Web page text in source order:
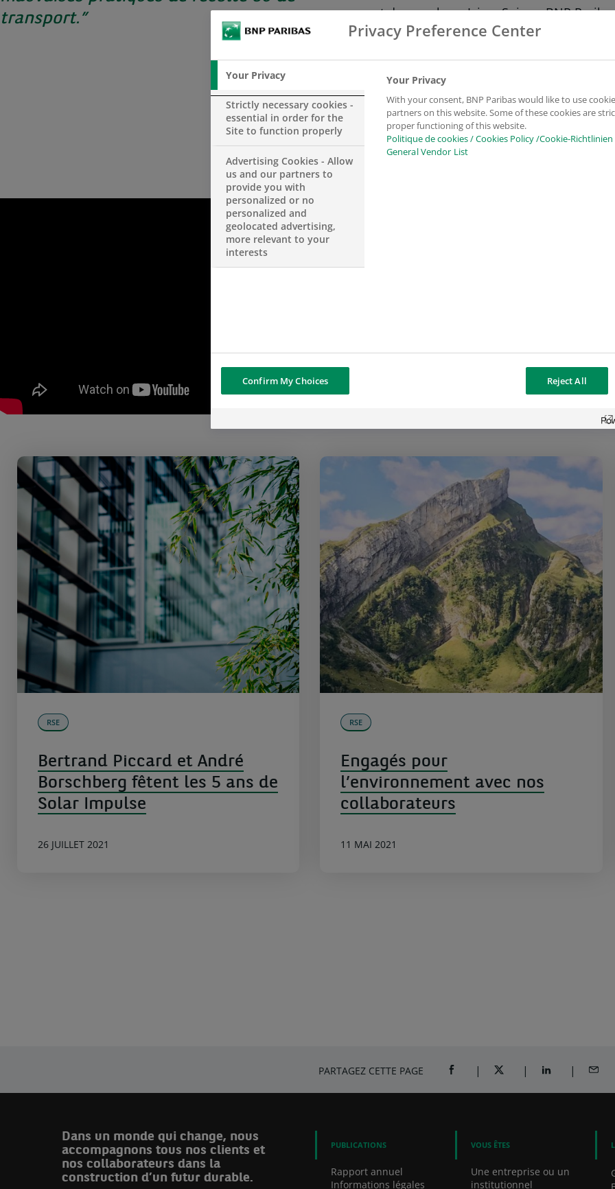
transport.”
et du recyclage. Ici en Suisse, BNP
obligation verte pour le compte de
première opération de ce type réalisée
Suisse. Découvrez cette réussite dans la
En savoir plus sur notre politique RSE
RSE
Bertrand Piccard et André
Borschberg fêtent les 5 ans de
Solar Impulse
26 JUILLET 2021
RSE
Engagés pour
l’environnement avec nos
collaborateurs
11 MAI 2021
PARTAGEZ CETTE PAGE PARTAGER SUR FACEBOOK (OUVRE
PARTAGER SUR TWITTER
PARTAGER SUR
Dans un monde qui change, nous
accompagnons tous nos clients et
nos collaborateurs dans la
construction d’un futur durable.
PUBLICATIONS
Rapport annuel
Informations légales
VOUS ÊTES
Une entreprise ou un
institutionnel
Privacy Preference Center
Your Privacy
Strictly necessary cookies -
essential in order for the
Site to function properly
Advertising Cookies - Allow
us and our partners to
provide you with
personalized or no
personalized and
geolocated advertising,
more relevant to your
interests
Your Privacy
With your consent, BNP Paribas would like to use
partners on this website. Some of these cookies are
proper functioning of this website.
Politique de cookies / Cookies Policy /Cookie-Richtlinien
General Vendor List
Confirm My Choices Reject All